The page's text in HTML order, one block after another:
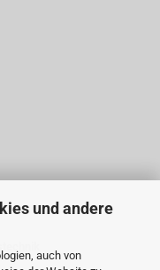
und andere
auch von